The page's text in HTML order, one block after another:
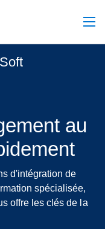
au
d'intégration de
spécialisée,
offre les clés de la